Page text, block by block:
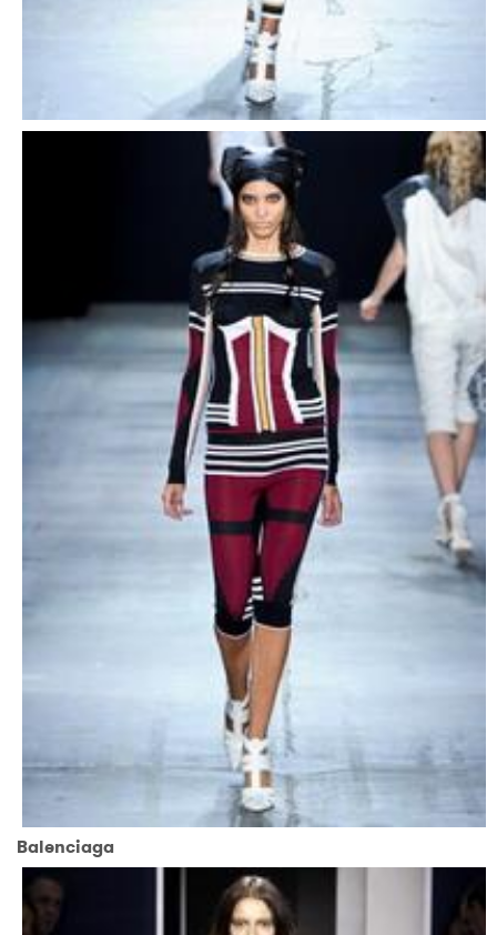
Balenciaga